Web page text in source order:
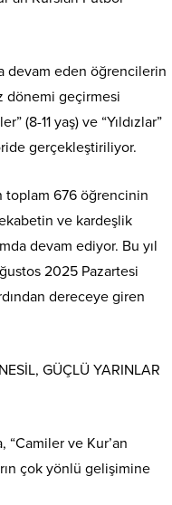
devam eden öğrencilerin
dönemi geçirmesi
(8-11 yaş) ve “Yıldızlar”
gerçekleştiriliyor.
toplam 676 öğrencinin
ve kardeşlik
devam ediyor. Bu yıl
2025 Pazartesi
dereceye giren
GÜÇLÜ YARINLAR
“Camiler ve Kur’an
çok yönlü gelişimine